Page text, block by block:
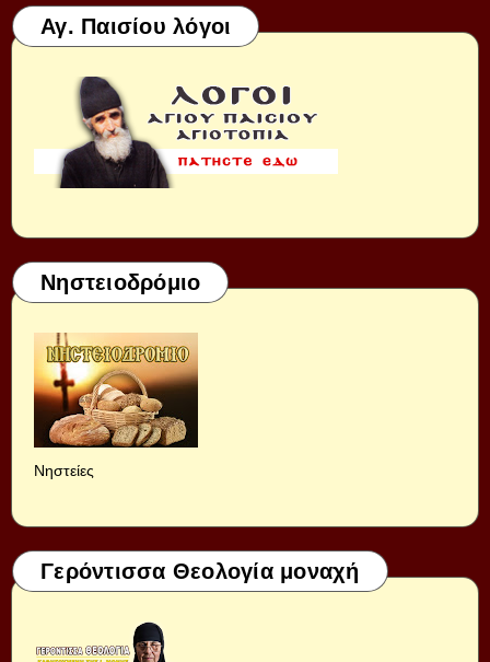
Αγ. Παισίου λόγοι
Νηστειοδρόμιο
Νηστείες
Γερόντισσα Θεολογία μοναχή